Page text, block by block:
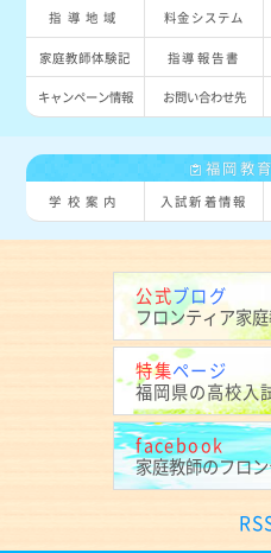
指導地域 料金システム
家庭教師体験記 指導報告書
キャンペーン情報 お問い合わせ先
福岡教
学校案内 入試新着情報
公式ブログ
フロンティア家
特集ページ
福岡県の高校入
facebook
家庭教師のフロ